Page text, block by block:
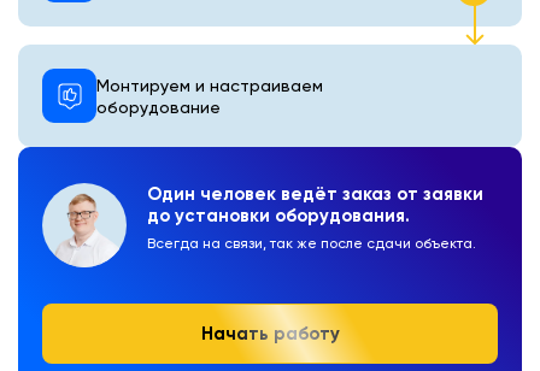
Один человек ведёт заказ от заявки
до установки оборудования.
Всегда на связи, так же после сдачи объекта.
Начать работу
Монтируем и настраиваем
оборудование